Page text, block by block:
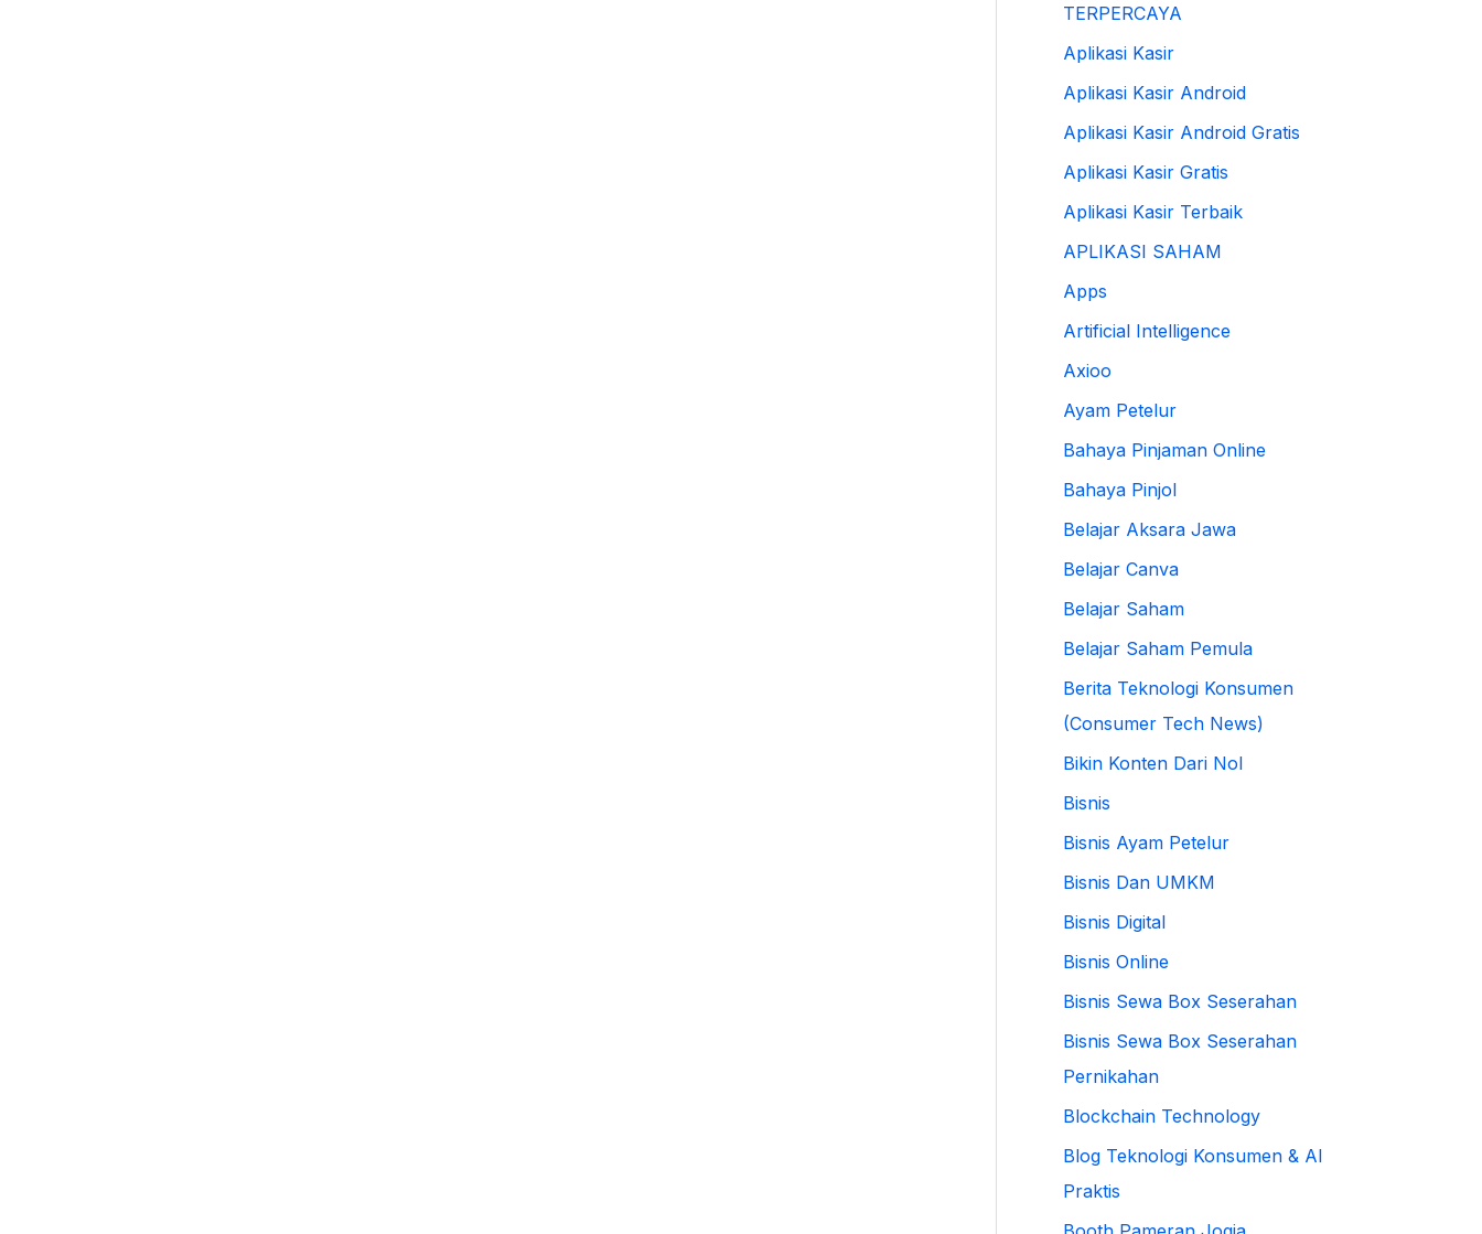
TERPERCAYA
Aplikasi Kasir
Aplikasi Kasir Android
Aplikasi Kasir Android Gratis
Aplikasi Kasir Gratis
Aplikasi Kasir Terbaik
APLIKASI SAHAM
Apps
Artificial Intelligence
Axioo
Ayam Petelur
Bahaya Pinjaman Online
Bahaya Pinjol
Belajar Aksara Jawa
Belajar Canva
Belajar Saham
Belajar Saham Pemula
Berita Teknologi Konsumen
(Consumer Tech News)
Bikin Konten Dari Nol
Bisnis
Bisnis Ayam Petelur
Bisnis Dan UMKM
Bisnis Digital
Bisnis Online
Bisnis Sewa Box Seserahan
Bisnis Sewa Box Seserahan
Pernikahan
Blockchain Technology
Blog Teknologi Konsumen & AI
Praktis